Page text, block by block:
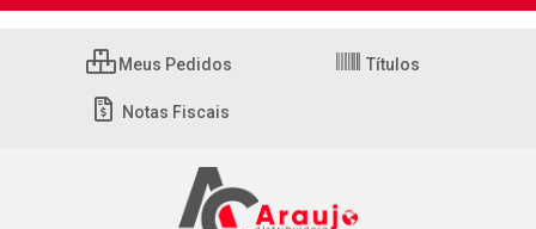
Meus Pedidos Títulos
Notas Fiscais